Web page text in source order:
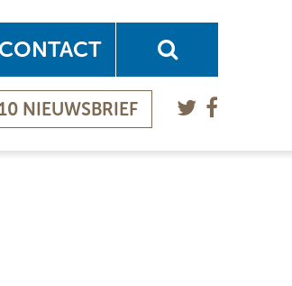
CONTACT
NIEUWSBRIEF